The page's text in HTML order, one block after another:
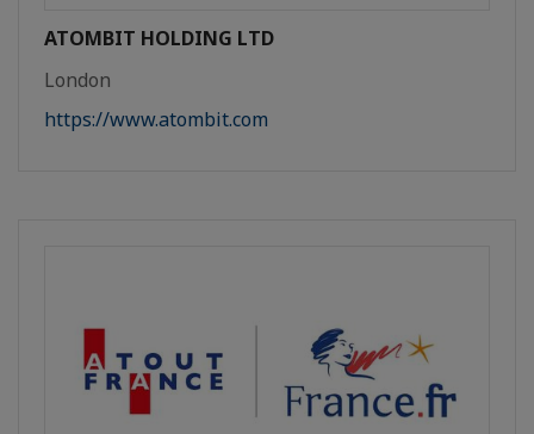
ATOMBIT HOLDING LTD
London
https://www.atombit.com